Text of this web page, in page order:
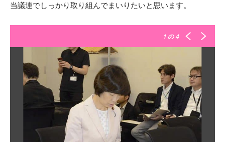
当議連でしっかり取り組んでまいりたいと思います。
1 の 4